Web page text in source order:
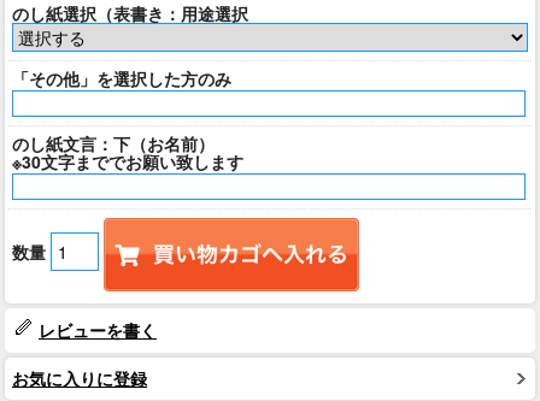
のし紙選択（表書き：用途選択
「その他」を選択した方のみ
のし紙文言：下（お名前）
※30文字まででお願い致します
数量
レビューを書く
お気に入りに登録